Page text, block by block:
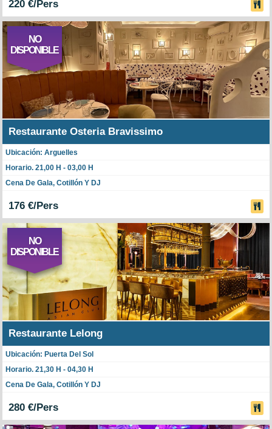
220 €/Pers
NO
DISPONIBLE
Restaurante Osteria Bravissimo
Ubicación: Arguelles
Horario. 21,00 H - 03,00 H
Cena De Gala, Cotillón Y DJ
176 €/Pers
NO
DISPONIBLE
Restaurante Lelong
Ubicación: Puerta Del Sol
Horario. 21,30 H - 04,30 H
Cena De Gala, Cotillón Y DJ
280 €/Pers